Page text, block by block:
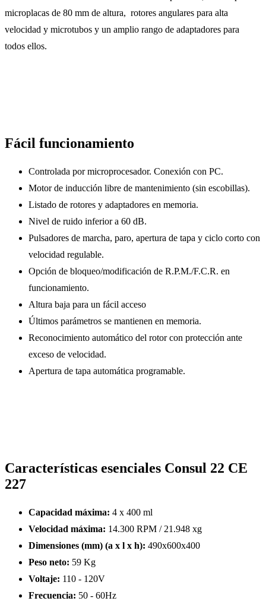
microplacas de 80 mm de altura, rotores angulares para alta
velocidad y microtubos y un amplio rango de adaptadores para
todos ellos.
Fácil funcionamiento
Controlada por microprocesador. Conexión con PC.
Motor de inducción libre de mantenimiento (sin escobillas).
Listado de rotores y adaptadores en memoria.
Nivel de ruido inferior a 60 dB.
Pulsadores de marcha, paro, apertura de tapa y ciclo corto con
velocidad regulable.
Opción de bloqueo/modificación de R.P.M./F.C.R. en
funcionamiento.
Altura baja para un fácil acceso
Últimos parámetros se mantienen en memoria.
Reconocimiento automático del rotor con protección ante
exceso de velocidad.
Apertura de tapa automática programable.
Características esenciales Consul 22 CE
227
Capacidad máxima: 4 x 400 ml
Velocidad máxima: 14.300 RPM / 21.948 xg
Dimensiones (mm) (a x l x h): 490x600x400
Peso neto: 59 Kg
Voltaje: 110 - 120V
Frecuencia: 50 - 60Hz